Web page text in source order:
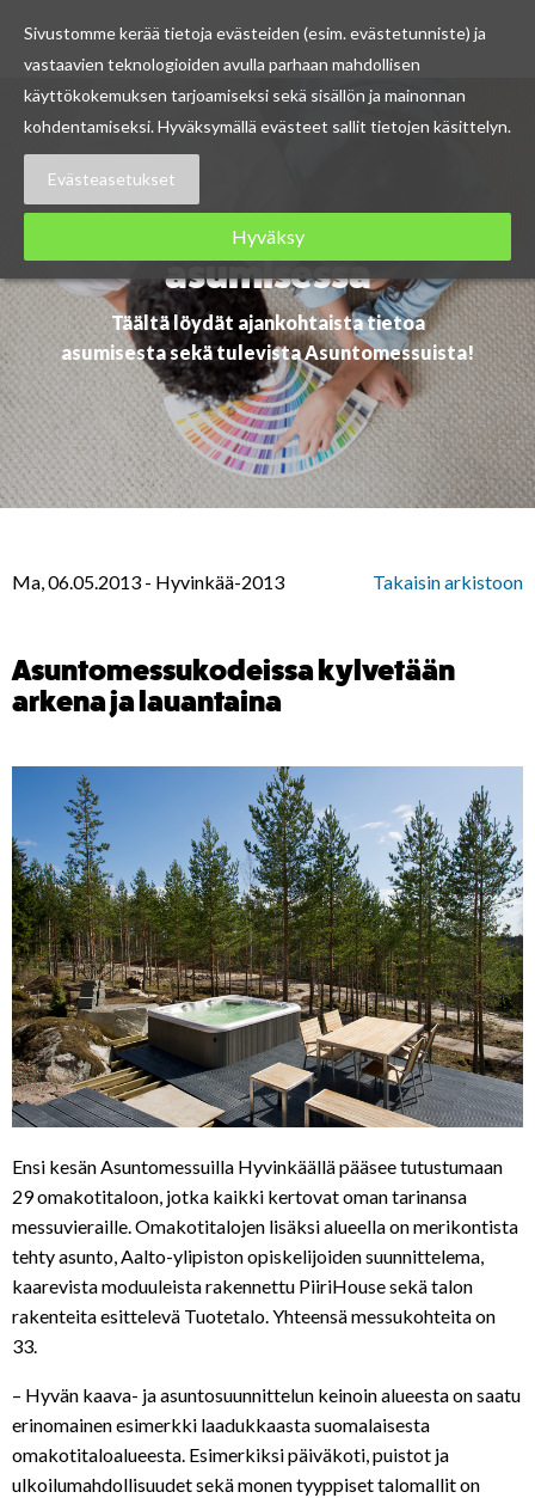
Skip
Ajankohtaista
asumisessa
Täältä löydät ajankohtaista tietoa
asumisesta sekä tulevista Asuntomessuista!
Ma, 06.05.2013 - Hyvinkää-2013 Takaisin arkistoon
Asuntomessukodeissa kylvetään
arkena ja lauantaina
Ensi kesän Asuntomessuilla Hyvinkäällä pääsee tutustumaan
29 omakotitaloon, jotka kaikki kertovat oman tarinansa
messuvieraille. Omakotitalojen lisäksi alueella on merikontista
tehty asunto, Aalto-ylipiston opiskelijoiden suunnittelema,
kaarevista moduuleista rakennettu PiiriHouse sekä talon
rakenteita esittelevä Tuotetalo. Yhteensä messukohteita on
33.
– Hyvän kaava- ja asuntosuunnittelun keinoin alueesta on saatu
erinomainen esimerkki laadukkaasta suomalaisesta
omakotitaloalueesta. Esimerkiksi päiväkoti, puistot ja
ulkoilumahdollisuudet sekä monen tyyppiset talomallit on
Sivustomme kerää tietoja evästeiden (esim. evästetunniste) ja
vastaavien teknologioiden avulla parhaan mahdollisen
käyttökokemuksen tarjoamiseksi sekä sisällön ja mainonnan
kohdentamiseksi. Hyväksymällä evästeet sallit tietojen käsittelyn.
Evästeasetukset
Hyväksy